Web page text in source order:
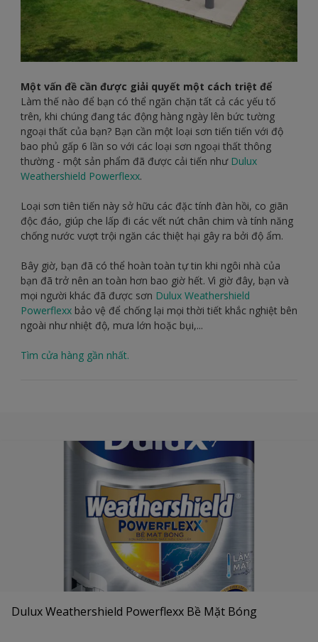
Một vấn đề cần được giải quyết một cách triệt để
Làm thế nào để bạn có thể ngăn chặn tất cả các yếu tố
trên, khi chúng đang tác động hàng ngày lên bức tường
ngoại thất của bạn? Bạn cần một loại sơn tiến tiến với độ
bao phủ gấp 6 lần so với các loại sơn ngoại thất thông
thường - một sản phẩm đã được cải tiến như Dulux
Weathershield Powerflexx.
Loại sơn tiên tiến này sở hữu các đặc tính đàn hồi, co giãn
độc đáo, giúp che lấp đi các vết nứt chân chim và tính năng
chống nước vượt trội ngăn các thiệt hại gây ra bởi độ ẩm.
Bây giờ, bạn đã có thể hoàn toàn tự tin khi ngôi nhà của
bạn đã trở nên an toàn hơn bao giờ hết. Vì giờ đây, bạn và
mọi người khác đã được sơn Dulux Weathershield
Powerflexx bảo vệ để chống lại mọi thời tiết khắc nghiệt bên
ngoài như nhiệt độ, mưa lớn hoặc bụi,...
Tìm cửa hàng gần nhất.
Dulux Weathershield Powerflexx Bề Mặt Bóng